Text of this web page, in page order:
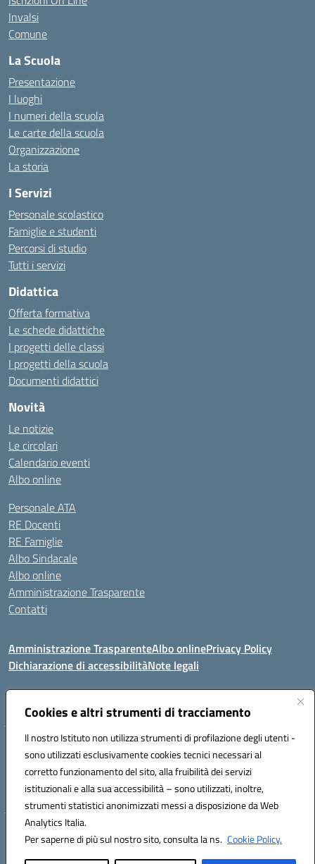
Cookies e altri strumenti di tracciamento
Il nostro Istituto non utilizza strumenti di profilazione degli utenti -
sono utilizzati esclusivamente cookies tecnici necessari al
corretto funzionamento del sito, alla fruibilità dei servizi
istituzionali e alla sua accessibilità – sono utilizzati, inoltre,
strumenti statistici anonimizzati messi a disposizione da Web
Analytics Italia.
Per saperne di più sul nostro sito, consulta la ns. Cookie Policy.
Invalsi
Comune
La Scuola
Presentazione
I luoghi
I numeri della scuola
Le carte della scuola
Organizzazione
La storia
I Servizi
Personale scolastico
Famiglie e studenti
Percorsi di studio
Tutti i servizi
Didattica
Offerta formativa
Le schede didattiche
I progetti delle classi
I progetti della scuola
Documenti didattici
Novità
Le notizie
Le circolari
Calendario eventi
Albo online
Personale ATA
RE Docenti
RE Famiglie
Albo Sindacale
Albo online
Amministrazione Trasparente
Contatti
Amministrazione TrasparenteAlbo onlinePrivacy Policy
Dichiarazione di accessibilitàNote legali
Codice fiscale: 81000450908 Codice meccanografico: SSIC80600X
Telefono: 079714035 Fax: 079716128
Mail: SSIC80600X@istruzione.it PEC: SSIC80600X@pec.istruzione.it
Hosting & Powered by 3D Solution S.r.l.
Concept & Design by Designers Italia